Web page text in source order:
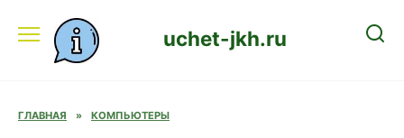
содержанию
uchet-jkh.ru
ГЛАВНАЯ » КОМПЬЮТЕРЫ